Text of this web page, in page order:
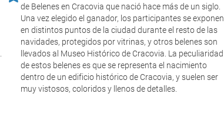
de Belenes en Cracovia que nació hace más de un siglo.
Una vez elegido el ganador, los participantes se exponen
en distintos puntos de la ciudad durante el resto de las
navidades, protegidos por vitrinas, y otros belenes son
llevados al Museo Histórico de Cracovia. La peculiaridad
de estos belenes es que se representa el nacimiento
dentro de un edificio histórico de Cracovia, y suelen ser
muy vistosos, coloridos y llenos de detalles.